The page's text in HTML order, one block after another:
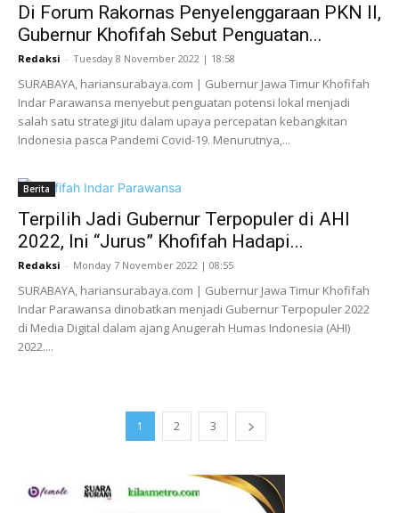
Di Forum Rakornas Penyelenggaraan PKN II,
Gubernur Khofifah Sebut Penguatan...
Redaksi - Tuesday 8 November 2022 | 18:58
SURABAYA, hariansurabaya.com | Gubernur Jawa Timur Khofifah
Indar Parawansa menyebut penguatan potensi lokal menjadi
salah satu strategi jitu dalam upaya percepatan kebangkitan
Indonesia pasca Pandemi Covid-19. Menurutnya,...
Berita
Terpilih Jadi Gubernur Terpopuler di AHI
2022, Ini “Jurus” Khofifah Hadapi...
Redaksi - Monday 7 November 2022 | 08:55
SURABAYA, hariansurabaya.com | Gubernur Jawa Timur Khofifah
Indar Parawansa dinobatkan menjadi Gubernur Terpopuler 2022
di Media Digital dalam ajang Anugerah Humas Indonesia (AHI)
2022....
1 2 3